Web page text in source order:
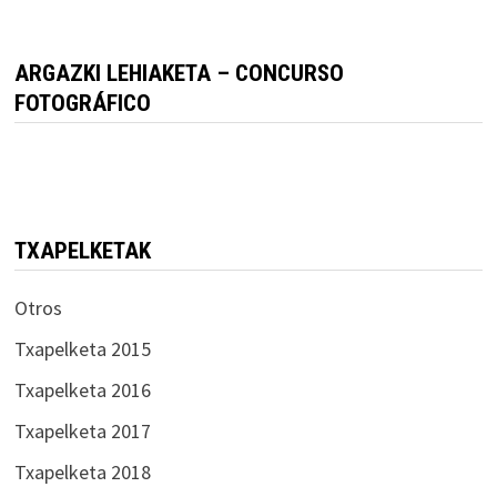
ARGAZKI LEHIAKETA – CONCURSO
FOTOGRÁFICO
TXAPELKETAK
Otros
Txapelketa 2015
Txapelketa 2016
Txapelketa 2017
Txapelketa 2018